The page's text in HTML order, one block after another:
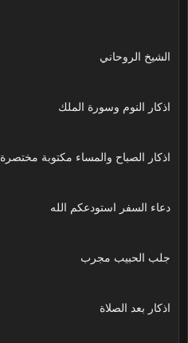
الشيخ الروحاني
اذكار النوم وسورة الملك
اذكار الصباح والمساء مكتوبة مختصرة
دعاء السفر استودعكم الله
جلب الحبيب مجرب
اذكار بعد الصلاة